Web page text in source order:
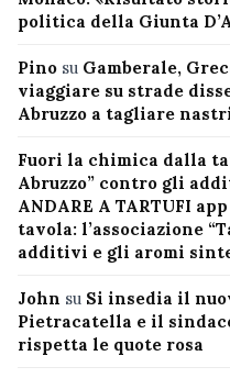
politica della Giunta
Pino su Gamberale,
viaggiare su strade
Abruzzo a tagliare
Fuori la chimica dalla
Abruzzo” contro gli
ANDARE A TARTUFI app
tavola: l’associazione
additivi e gli aromi
John su Si insedia il
Pietracatella e il
rispetta le quote rosa